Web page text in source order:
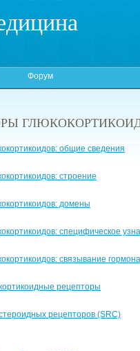
Форум
общие сведения
строение
домены
специфическое
связывание гормона
рецепторы
рецепторов (SRC)